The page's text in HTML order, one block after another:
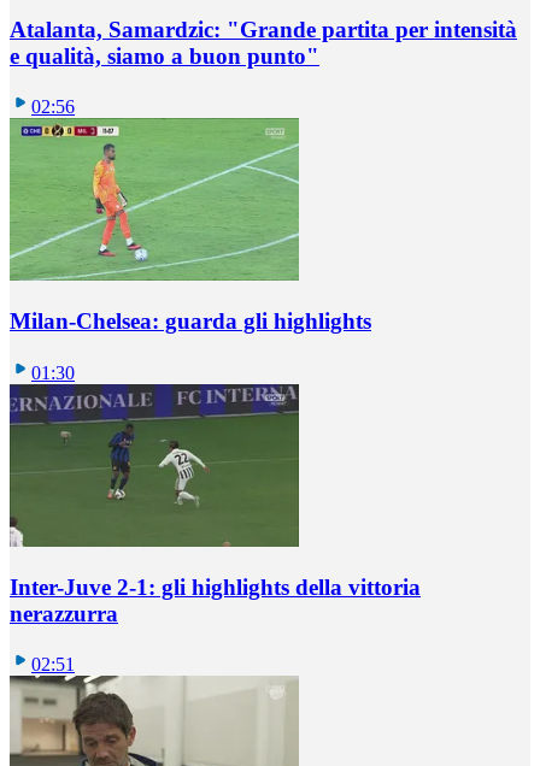
Atalanta, Samardzic: "Grande partita per intensità
e qualità, siamo a buon punto"
02:56
Milan-Chelsea: guarda gli highlights
01:30
Inter-Juve 2-1: gli highlights della vittoria
nerazzurra
02:51